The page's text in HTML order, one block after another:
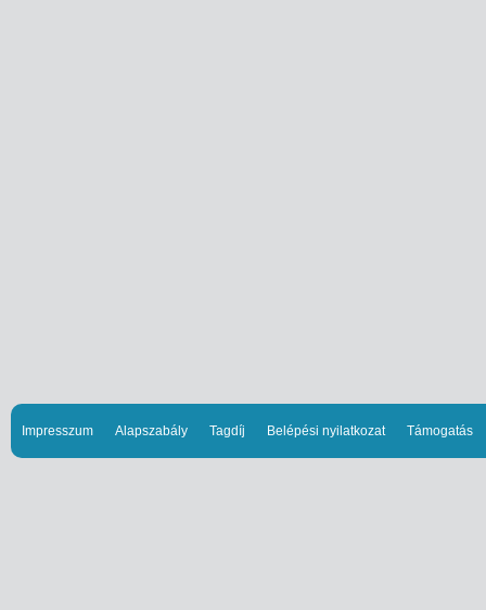
Impresszum Alapszabály Tagdíj Belépési nyilatkozat Támogatás